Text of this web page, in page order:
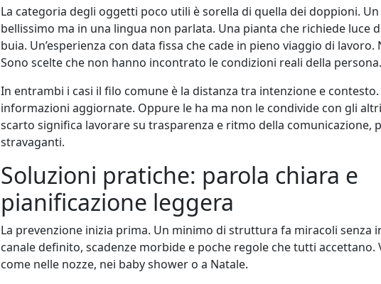
La categoria degli oggetti poco utili è sorella di quella dei doppioni.
bellissimo ma in una lingua non parlata. Una pianta che richiede luce
buia. Un’esperienza con data fissa che cade in pieno viaggio di
Sono scelte che non hanno incontrato le condizioni reali della persona.
In entrambi i casi il filo comune è la distanza tra intenzione e
informazioni aggiornate. Oppure le ha ma non le condivide con gli
scarto significa lavorare su trasparenza e ritmo della comunicazione,
stravaganti.
Soluzioni pratiche: parola chiara e
pianificazione leggera
La prevenzione inizia prima. Un minimo di struttura fa miracoli senza
canale definito, scadenze morbide e poche regole che tutti accettano.
come nelle nozze, nei baby shower o a Natale.